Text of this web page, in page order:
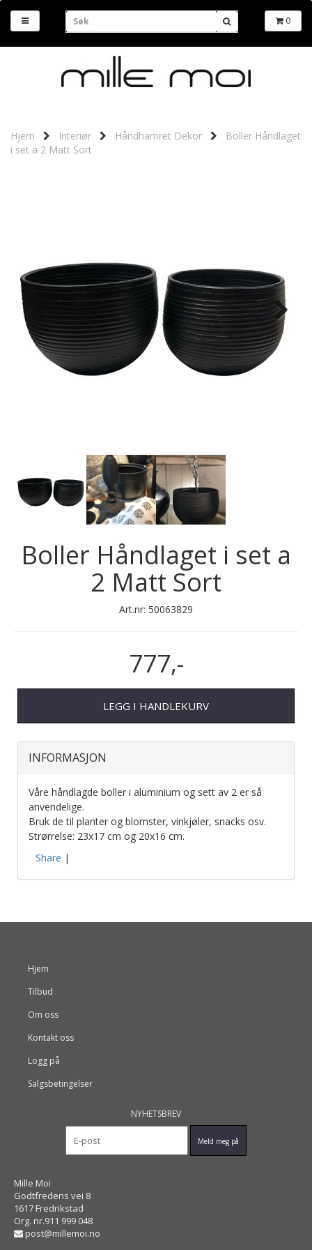
0
Hjem Interiør Håndhamret Dekor
Boller Håndlaget
i set a 2 Matt Sort
Next
Boller Håndlaget i set a
2 Matt Sort
Art.nr: 50063829
777,-
LEGG I HANDLEKURV
INFORMASJON
Våre håndlagde boller i aluminium og sett av 2 er så
anvendelige.
Bruk de til planter og blomster, vinkjøler, snacks osv.
Strørrelse: 23x17 cm og 20x16 cm.
Share |
Hjem
Tilbud
Om oss
Kontakt oss
Logg på
Salgsbetingelser
NYHETSBREV
Mille Moi
Godtfredens vei 8
1617 Fredrikstad
Org. nr.911 999 048
post@millemoi.no